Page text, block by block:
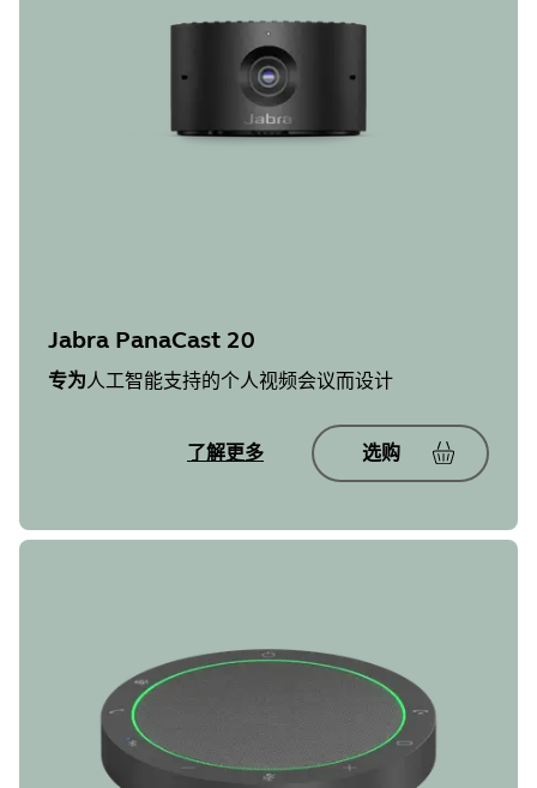
Jabra PanaCast 20
专为人工智能支持的个人视频会议而设计
了解更多 选购